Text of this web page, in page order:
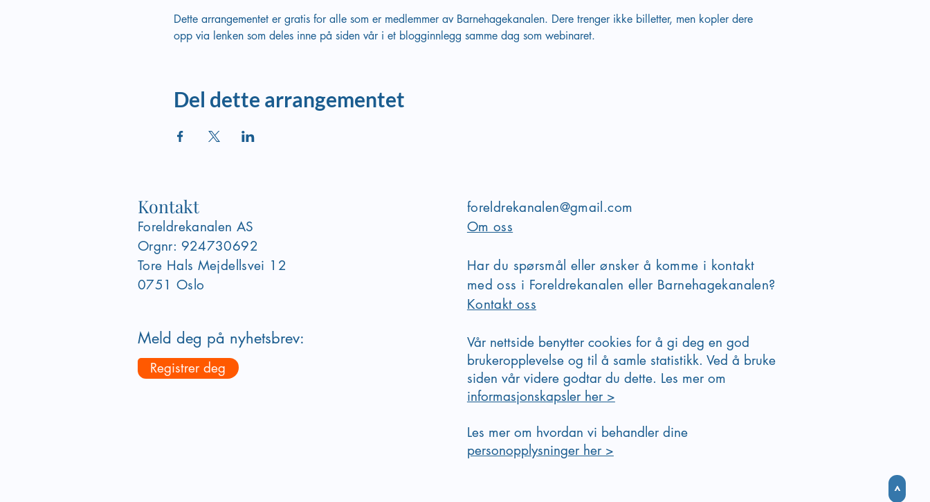
Dette arrangementet er gratis for alle som er medlemmer av Barnehagekanalen. Dere trenger ikke billetter, men kopler dere
opp via lenken som deles inne på siden vår i et blogginnlegg samme dag som webinaret.
Del dette arrangementet
>
Kontakt
Foreldrekanalen AS
Orgnr: 924730692
Tore Hals Mejdellsvei 12
0751 Oslo
Meld deg på nyhetsbrev:
Registrer deg
foreldrekanalen@gmail.com
Om oss
Har du spørsmål eller ønsker å komme i kontakt
med oss i Foreldrekanalen eller Barnehagekanalen?
Kontakt oss
Vår nettside benytter cookies for å gi deg en god
brukeropplevelse og til å samle statistikk. Ved å bruke
siden vår videre godtar du dette. Les mer om
informasjonskapsler her >
Les mer om hvordan vi behandler dine
personopplysninger her >